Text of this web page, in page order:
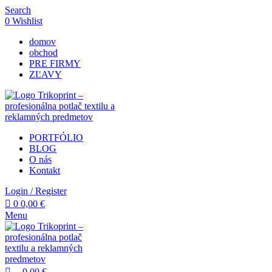
Search
0 Wishlist
domov
obchod
PRE FIRMY
ZĽAVY
PORTFÓLIO
BLOG
O nás
Kontakt
Login / Register
0 0,00 €
Menu